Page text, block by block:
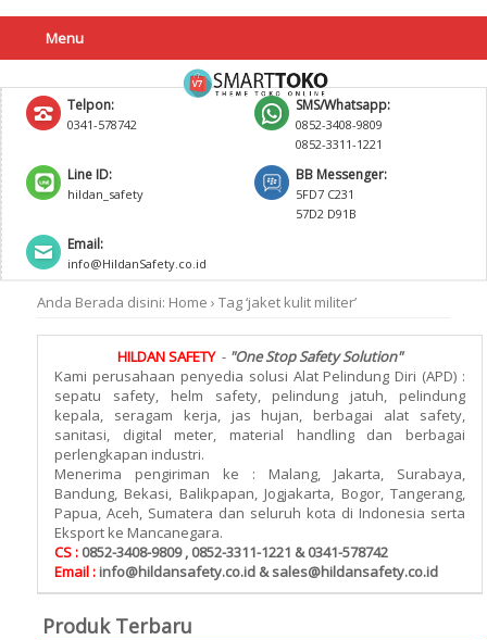
Menu
Telpon:
0341-578742
SMS/Whatsapp:
0852-3408-9809
0852-3311-1221
Line ID:
hildan_safety
BB Messenger:
5FD7 C231
57D2 D91B
Email:
info@HildanSafety.co.id
Anda Berada disini: Home › Tag ‘jaket kulit militer’
HILDAN SAFETY- "One Stop Safety Solution"
Kami perusahaan penyedia solusi Alat Pelindung Diri (APD) :
sepatu safety, helm safety, pelindung jatuh, pelindung
kepala, seragam kerja, jas hujan, berbagai alat safety,
sanitasi, digital meter, material handling dan berbagai
perlengkapan industri.
Menerima pengiriman ke : Malang, Jakarta, Surabaya,
Bandung, Bekasi, Balikpapan, Jogjakarta, Bogor, Tangerang,
Papua, Aceh, Sumatera dan seluruh kota di Indonesia serta
Eksport ke Mancanegara.
CS : 0852-3408-9809 , 0852-3311-1221 & 0341-578742
Email : info@hildansafety.co.id & sales@hildansafety.co.id
Produk Terbaru